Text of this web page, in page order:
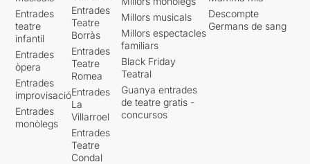
Entrades
teatre
infantil
Entrades
òpera
Entrades
improvisació
Entrades
monòlegs
Entrades
Teatre
Borràs
Entrades
Teatre
Romea
Entrades
La
Villarroel
Entrades
Teatre
Condal
Millors musicals
Millors espectacles
familiars
Black Friday
Teatral
Guanya entrades
de teatre gratis -
concursos
Descompte
Germans de sang